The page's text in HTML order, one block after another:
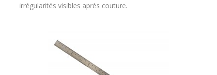
irrégularités visibles après couture.